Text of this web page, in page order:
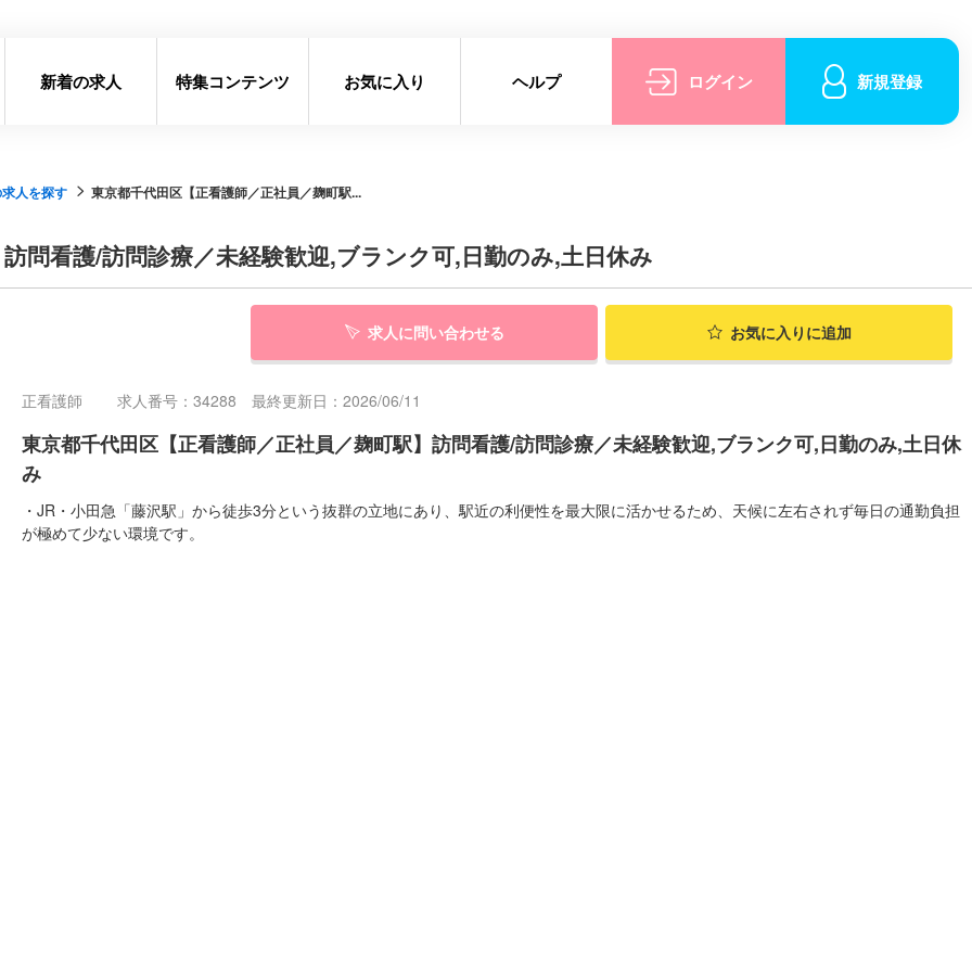
新着の求人 特集コンテンツ お気に入り ヘルプ ログイン 新規登録
人を探す 東京都千代田区【正看護師／正社員／麹町駅...
問看護/訪問診療／未経験歓迎,ブランク可,日勤のみ,土日休み
求人に問い合わせる お気に入りに追加
正看護師 求人番号：34288 最終更新日：2026/06/11
東京都千代田区【正看護師／正社員／麹町駅】訪問看護/訪問診療／未経験歓迎,ブランク可,日勤のみ,土日休
み
・JR・小田急「藤沢駅」から徒歩3分という抜群の立地にあり、駅近の利便性を最大限に活かせるため、天候に左右されず毎日の通勤負担
が極めて少ない環境です。